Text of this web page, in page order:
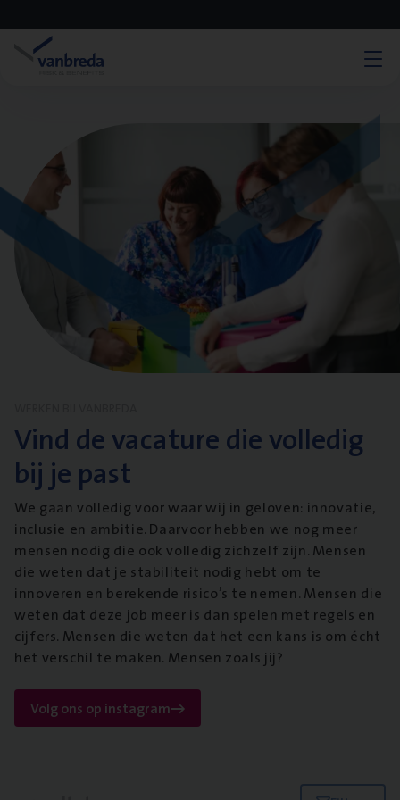
Vind de vacature die volledig
bij je past
We gaan volledig voor waar wij in geloven: innovatie,
inclusie en ambitie. Daarvoor hebben we nog meer
mensen nodig die ook volledig zichzelf zijn. Mensen
die weten dat je stabiliteit nodig hebt om te
innoveren en berekende risico’s te nemen. Mensen die
weten dat deze job meer is dan spelen met regels en
cijfers. Mensen die weten dat het een kans is om écht
het verschil te maken. Mensen zoals jij?
Volg ons op instagram